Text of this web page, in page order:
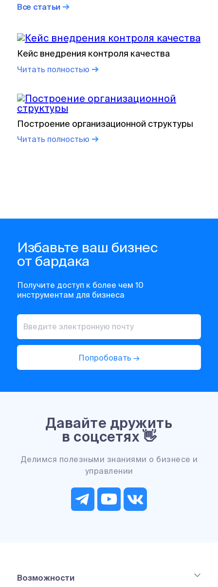
Все статьи
Кейс внедрения контроля качества
Читать полностью
Построение организационной структуры
Читать полностью
Избавьте ваш бизнес
от бардака
Получите доступ к более чем 10
инструментам для бизнеса
Попробовать →
Давайте дружить
в соцсетях 👋
Делимся полезными знаниями о бизнесе и
управлении
Возможности